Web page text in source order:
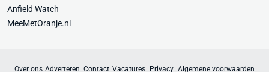
Anfield Watch
MeeMetOranje.nl
Over ons Adverteren Contact Vacatures Privacy Algemene voorwaarden